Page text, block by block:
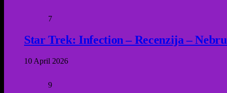
7
Star Trek: Infection – Recenzija –
10 April 2026
9